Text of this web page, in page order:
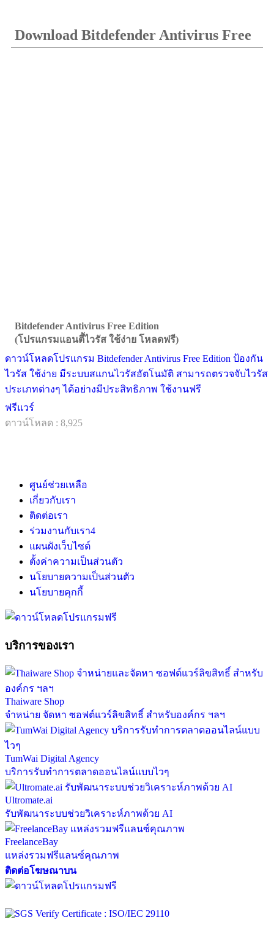
Download Bitdefender Antivirus Free
Bitdefender Antivirus Free Edition
(โปรแกรมแอนตี้ไวรัส ใช้ง่าย โหลดฟรี)
ดาวน์โหลดโปรแกรม Bitdefender Antivirus Free Edition ป้องกัน
ไวรัส ใช้ง่าย มีระบบสแกนไวรัสอัตโนมัติ สามารถตรวจจับไวรัส
ประเภทต่างๆ ได้อย่างมีประสิทธิภาพ ใช้งานฟรี
ฟรีแวร์
ดาวน์โหลด : 8,925
ศูนย์ช่วยเหลือ
เกี่ยวกับเรา
ติดต่อเรา
ร่วมงานกับเรา4
แผนผังเว็บไซต์
ตั้งค่าความเป็นส่วนตัว
นโยบายความเป็นส่วนตัว
นโยบายคุกกี้
บริการของเรา
Thaiware Shop
จำหน่าย จัดหา ซอฟต์แวร์ลิขสิทธิ์ สำหรับองค์กร ฯลฯ
TumWai Digital Agency
บริการรับทำการตลาดออนไลน์แบบไวๆ
Ultromate.ai
รับพัฒนาระบบช่วยวิเคราะห์ภาพด้วย AI
FreelanceBay
แหล่งรวมฟรีแลนซ์คุณภาพ
ติดต่อโฆษณาบน